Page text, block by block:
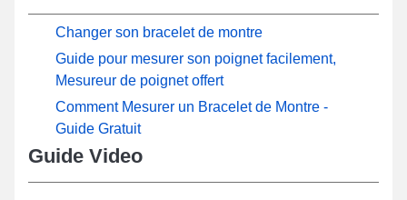
Changer son bracelet de montre
Guide pour mesurer son poignet facilement,
Mesureur de poignet offert
Comment Mesurer un Bracelet de Montre -
Guide Gratuit
Guide Video